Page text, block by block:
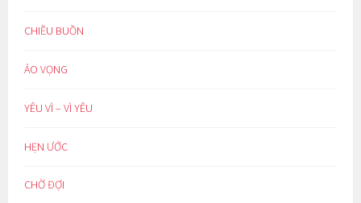
CHIỀU BUỒN
ẢO VỌNG
YÊU VÌ – VÌ YÊU
HẸN ƯỚC
CHỜ ĐỢI